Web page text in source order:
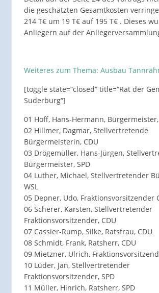
die geschätzten Gesamtkosten
214 T€ um 19 T€ auf 195 T€ . Dieses
Anliegern auf der
Weiteres zum Thema: Ausbau
[toggle state=“closed“ title=“Rat der
Suderburg“]
01 Hoff, Hans-Hermann,
02 Hillmer, Dagmar, Stellvertretende
Bürgermeisterin, CDU
03 Drögemüller, Hans-Jürgen,
Bürgermeister, SPD
04 Luther, Michael, Stellvertretender
WSL
05 Depner, Udo, Fraktionsvorsitzender
06 Scherer, Karsten, Stellvertretender
Fraktionsvorsitzender, CDU
07 Cassier-Rump, Silke, Ratsfrau, CDU
08 Schmidt, Frank, Ratsherr, CDU
09 Mietzner, Ulrich,
10 Lüder, Jan, Stellvertretender
Fraktionsvorsitzender, SPD
11 Müller, Hinrich, Ratsherr, SPD